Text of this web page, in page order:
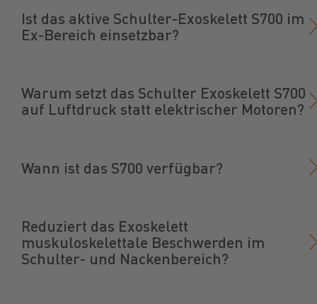
Ist das aktive Schulter-Exoskelett S700 im
Ex-Bereich einsetzbar?
Warum setzt das Schulter Exoskelett S700
auf Luftdruck statt elektrischer Motoren?
Wann ist das S700 verfügbar?
Reduziert das Exoskelett
muskuloskelettale Beschwerden im
Schulter- und Nackenbereich?